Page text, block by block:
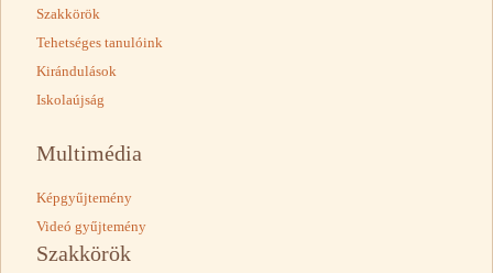
Szakkörök
Tehetséges tanulóink
Kirándulások
Iskolaújság
Multimédia
Képgyűjtemény
Videó gyűjtemény
Szakkörök